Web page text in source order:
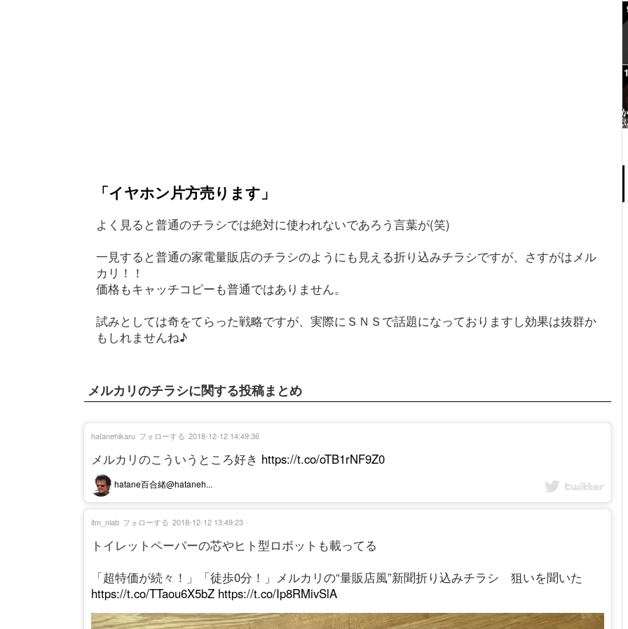
「イヤホン片方売ります」
よく見ると普通のチラシでは絶対に使われないであろう言葉が(笑)
一見すると普通の家電量販店のチラシのようにも見える折り込みチラシですが、さすがはメル
カリ！！
価格もキャッチコピーも普通ではありません。
試みとしては奇をてらった戦略ですが、実際にＳＮＳで話題になっておりますし効果は抜群か
もしれませんね♪
メルカリのチラシに関する投稿まとめ
メルカリのこういうところ好き https://t.co/oTB1rNF9Z0
hatane百合緒@hataneh...
hatanehikaru フォローする 2018-12-12 14:49:36
トイレットペーパーの芯やヒト型ロボットも載ってる
「超特価が続々！」「徒歩0分！」メルカリの“量販店風”新聞折り込みチラシ 狙いを聞いた
https://t.co/TTaou6X5bZ https://t.co/Ip8RMivSlA
itm_nlab フォローする 2018-12-12 13:49:23